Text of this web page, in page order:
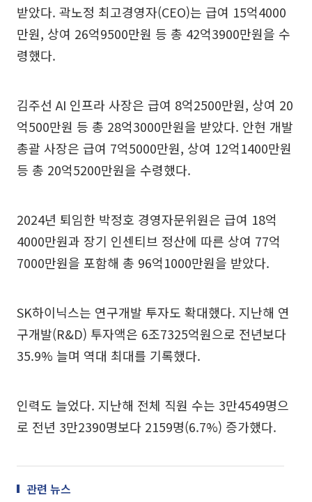
받았다. 곽노정 최고경영자(CEO)는 급여 15억4000
만원, 상여 26억9500만원 등 총 42억3900만원을 수
령했다.
김주선 AI 인프라 사장은 급여 8억2500만원, 상여 20
억500만원 등 총 28억3000만원을 받았다. 안현 개발
총괄 사장은 급여 7억5000만원, 상여 12억1400만원
등 총 20억5200만원을 수령했다.
2024년 퇴임한 박정호 경영자문위원은 급여 18억
4000만원과 장기 인센티브 정산에 따른 상여 77억
7000만원을 포함해 총 96억1000만원을 받았다.
SK하이닉스는 연구개발 투자도 확대했다. 지난해 연
구개발(R&D) 투자액은 6조7325억원으로 전년보다
35.9% 늘며 역대 최대를 기록했다.
인력도 늘었다. 지난해 전체 직원 수는 3만4549명으
로 전년 3만2390명보다 2159명(6.7%) 증가했다.
관련 뉴스